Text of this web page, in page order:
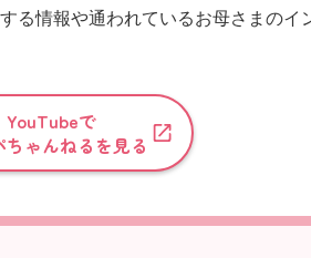
る情報や通われているお母さまのイ
YouTubeで
ちゃんねるを見る